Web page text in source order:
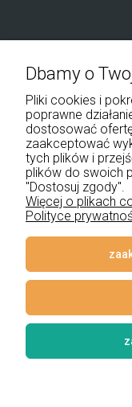
Dbamy o
Pliki cookies i
poprawne
dostosować
zaakceptować
tych plików i
plików do swoich
"Dostosuj zgody".
Więcej o plikach
Polityce